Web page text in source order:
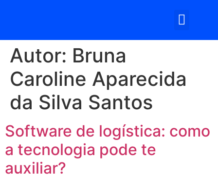
Autor: Bruna
Caroline Aparecida
da Silva Santos
Software de logística: como
a tecnologia pode te
auxiliar?